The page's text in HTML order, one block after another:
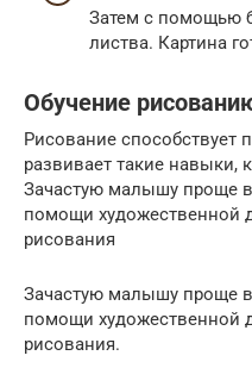
Затем с помощью
листва. Картина
Обучение
Рисование
развивает такие навыки,
Зачастую малышу проще
помощи художественной
рисования
Зачастую малышу проще
помощи художественной
рисования.